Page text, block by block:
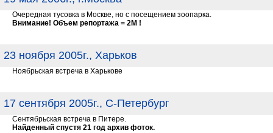
Очередная тусовка в Москве, но с посещением зоопарка.
Внимание! Объем репортажа = 2М !
23 ноября 2005г., Харьков
Ноябрьская встреча в Харькове
17 сентября 2005г., С-Петербург
Сентябрьская встреча в Питере.
Найденный спустя 21 год архив фоток.